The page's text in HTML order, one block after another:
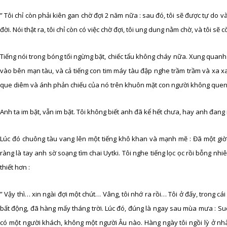
” Tôi chỉ còn phải kiên gan chờ đợi 2 năm nữa : sau đó, tôi sẽ được tự do
đời. Nói thật ra, tôi chỉ còn có việc chờ đợi, tôi ung dung nằm chờ, và tôi
Tiếng nói trong bóng tối ngừng bặt, chiếc tẩu không cháy nữa. Xung
vào bên mạn tàu, và cả tiếng con tim máy tàu đập nghe trầm trầm và xa
que diêm và ánh phản chiếu của nó trên khuôn mặt con người không
Anh ta im bặt, vẫn im bặt. Tôi không biết anh đã kể hết chưa, hay anh
Lúc đó chuông tàu vang lên một tiếng khô khan và mạnh mẽ : Đã một
ràng là tay anh sờ soạng tìm chai Uytki. Tôi nghe tiếng lọc ọc rồi bỗng
thiết hơn :
” Vậy thì… xin ngài đợi một chút… Vâng, tôi nhớ ra rồi… Tôi ở đấy, trong
bất động, đã hàng mấy tháng trời. Lúc đó, đúng là ngay sau mùa mưa :
có một người khách, không một người Âu nào. Hàng ngày tôi ngồi lỳ ở